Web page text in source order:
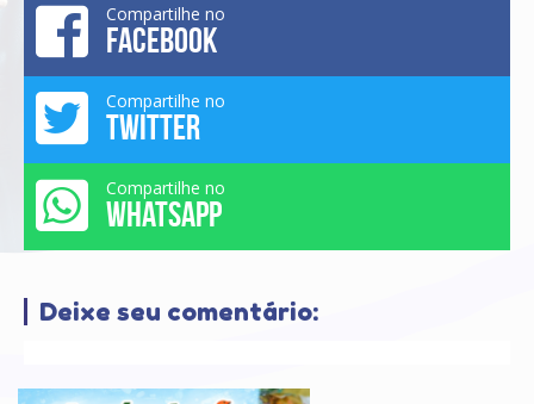
Compartilhe no
FACEBOOK
Compartilhe no
TWITTER
Compartilhe no
WHATSAPP
Deixe seu comentário: